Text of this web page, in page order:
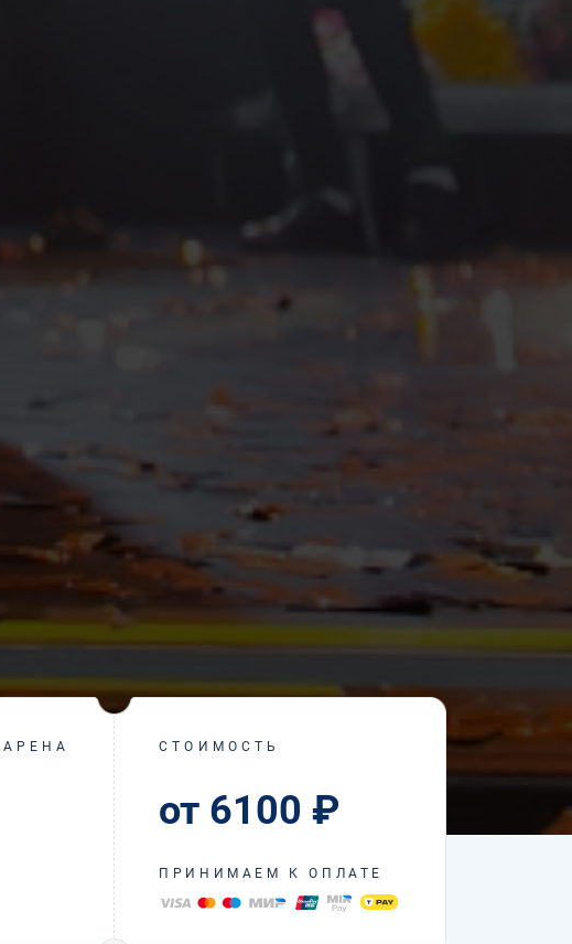
СТОИМОСТЬ
от 6100 ₽
ПРИНИМАЕМ К ОПЛАТЕ